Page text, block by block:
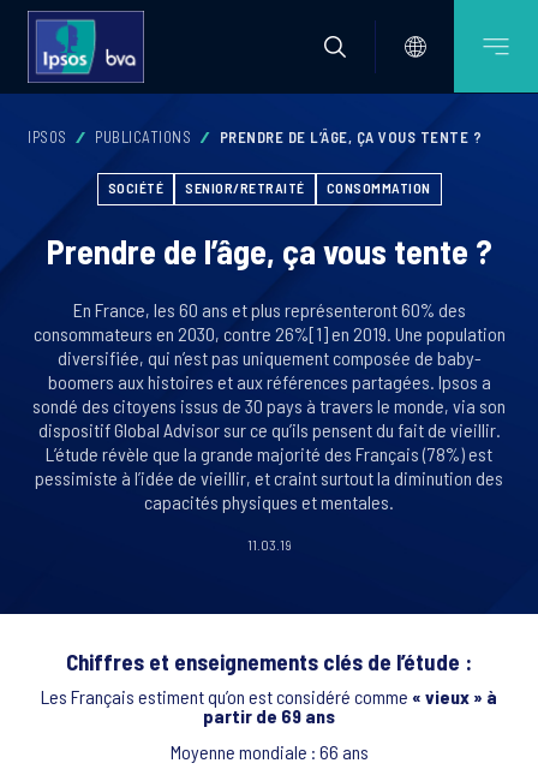
IPSOS PUBLICATIONS PRENDRE DE L’ÂGE, ÇA VOUS TENTE ?
SOCIÉTÉ SENIOR/RETRAITÉ CONSOMMATION
Prendre de l’âge, ça vous tente ?
En France, les 60 ans et plus représenteront 60% des
consommateurs en 2030, contre 26%[1] en 2019. Une population
diversifiée, qui n’est pas uniquement composée de baby-
boomers aux histoires et aux références partagées. Ipsos a
sondé des citoyens issus de 30 pays à travers le monde, via son
dispositif Global Advisor sur ce qu’ils pensent du fait de vieillir.
L’étude révèle que la grande majorité des Français (78%) est
pessimiste à l’idée de vieillir, et craint surtout la diminution des
capacités physiques et mentales.
11.03.19
Chiffres et enseignements clés de l’étude :
Les Français estiment qu’on est considéré comme « vieux » à
partir de 69 ans
Moyenne mondiale : 66 ans